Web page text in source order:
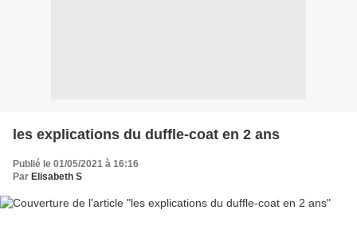
les explications du duffle-coat en 2 ans
Publié le 01/05/2021 à 16:16
Par Elisabeth S